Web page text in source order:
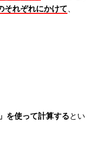
それぞれにかけて
を使って計算するとい